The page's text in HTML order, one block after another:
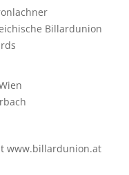
Billardunion
www.billardunion.at